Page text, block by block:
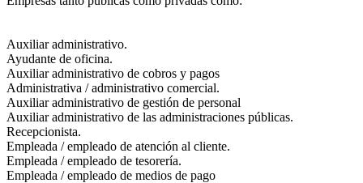
Auxiliar administrativo.
Ayudante de oficina.
Auxiliar administrativo de cobros y pagos
Administrativa / administrativo comercial.
Auxiliar administrativo de gestión de personal
Auxiliar administrativo de las administraciones públicas.
Recepcionista.
Empleada / empleado de atención al cliente.
Empleada / empleado de tesorería.
Empleada / empleado de medios de pago